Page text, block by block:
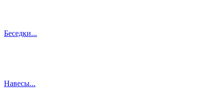
Беседки...
Навесы...